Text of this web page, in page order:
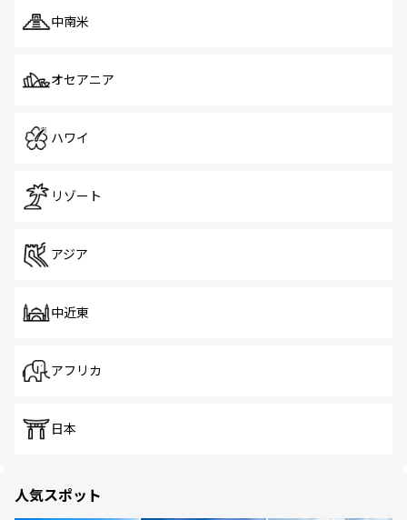
中南米
オセアニア
ハワイ
リゾート
アジア
中近東
アフリカ
日本
人気スポット